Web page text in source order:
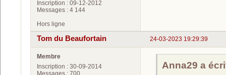
Inscription : 09-12-2012
Messages : 4 144
Hors ligne
24-03-2023 19:29:39
Tom du Beaufortain
Membre
Inscription : 30-09-2014
Messages : 700
Anna29 a